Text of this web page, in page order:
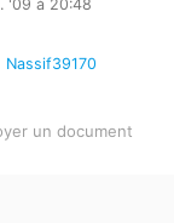
'09 à 20:48
Nassif39170
un document